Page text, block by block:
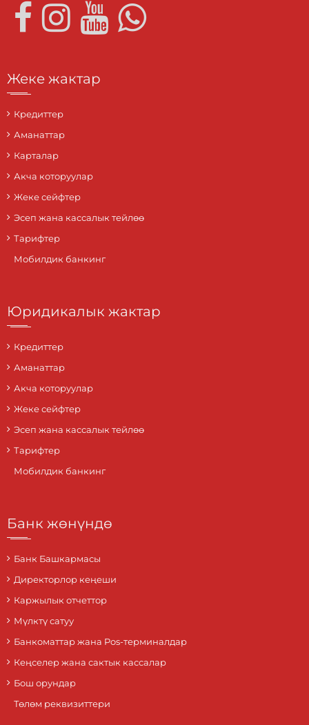
Жеке жактар
Кредиттер
Аманаттар
Карталар
Акча которуулар
Жеке сейфтер
Эсеп жана кассалык тейлөө
Тарифтер
Мобилдик банкинг
Юридикалык жактар
Кредиттер
Аманаттар
Акча которуулар
Жеке сейфтер
Эсеп жана кассалык тейлөө
Тарифтер
Мобилдик банкинг
Банк жөнүндө
Банк Башкармасы
Директорлор кеңеши
Каржылык отчеттор
Мүлктү сатуу
Банкоматтар жана Pos-терминалдар
Кеңселер жана сактык кассалар
Бош орундар
Төлөм реквизиттери